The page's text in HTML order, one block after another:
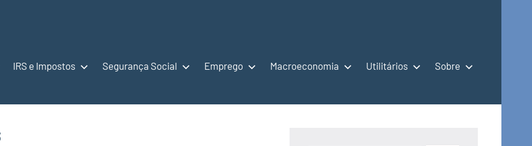
IRS e Impostos Segurança Social Emprego Macroeconomia Utilitários Sobre